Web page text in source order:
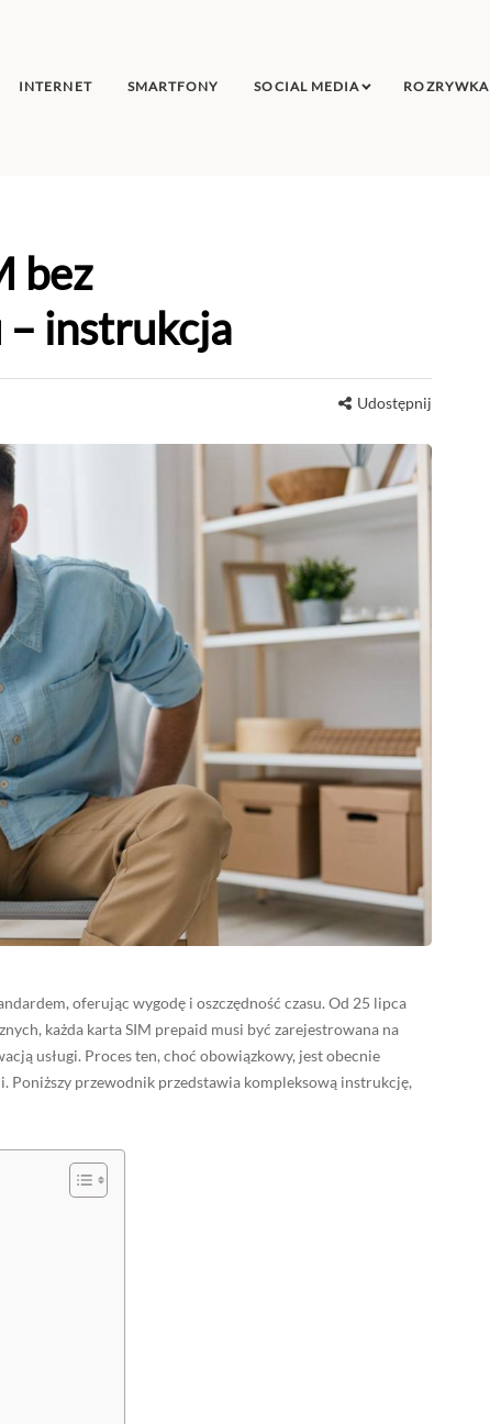
INTERNET SMARTFONY SOCIAL MEDIA ROZRYWKA
bez
– instrukcja
Udostępnij
oferując wygodę i oszczędność czasu. Od 25 lipca
każda karta SIM prepaid musi być zarejestrowana na
usługi. Proces ten, choć obowiązkowy, jest obecnie
Poniższy przewodnik przedstawia kompleksową instrukcję,